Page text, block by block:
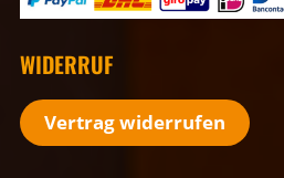
WIDERRUF
Vertrag widerrufen